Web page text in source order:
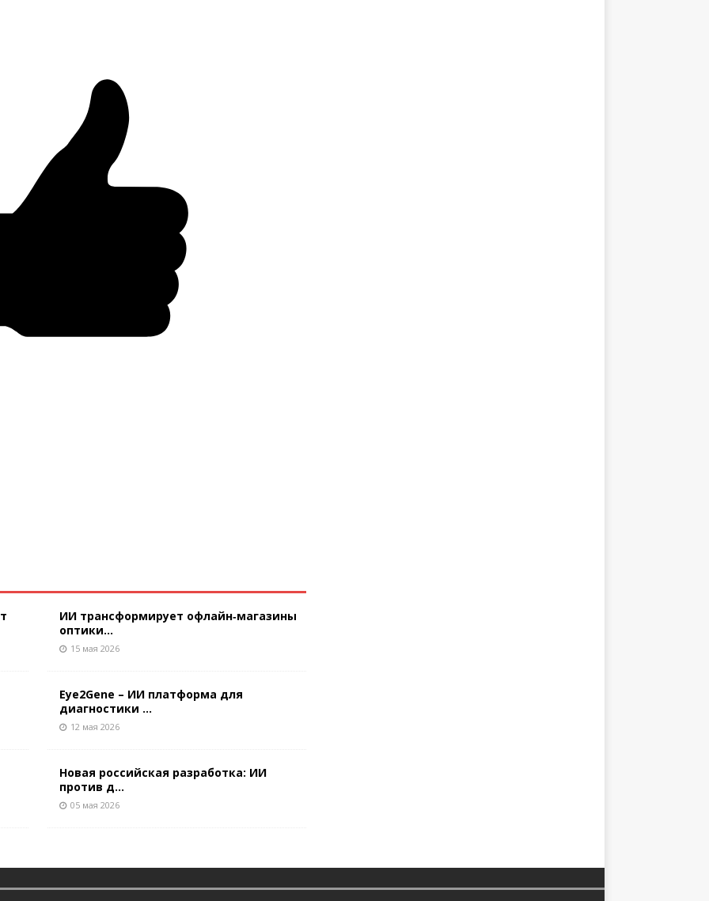
ИИ трансформирует офлайн‑магазины
оптики...
15 мая 2026
Eye2Gene – ИИ платформа для
диагностики ...
12 мая 2026
Новая российская разработка: ИИ
против д...
05 мая 2026